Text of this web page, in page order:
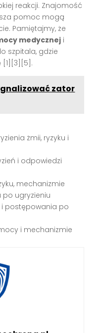
reakcji. Znajomość
pomoc mogą
Pamiętajmy, że
medycznej i
szpitala, gdzie
[1][3][5].
zator
żmii, ryzyku i
i odpowiedzi
mechanizmie
po ugryzieniu
postępowania po
i mechanizmie